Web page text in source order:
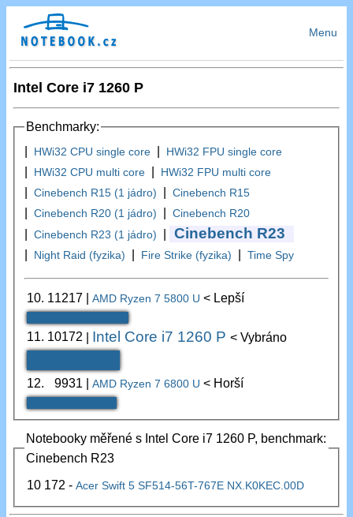
Menu
Intel Core i7 1260 P
Benchmarky:
HWi32 CPU single core HWi32 FPU single core
HWi32 CPU multi core HWi32 FPU multi core
|Cinebench R15 (1 jádro) |Cinebench R15
|Cinebench R20 (1 jádro) |Cinebench R20
|Cinebench R23 (1 jádro) Cinebench R23
Night Raid (fyzika) Fire Strike (fyzika) |Time Spy
10. 11217 |AMD Ryzen 7 5800 U< Lepší
11. 10172 Intel Core i7 1260 P< Vybráno
12. 9931 |AMD Ryzen 7 6800 U< Horší
Notebooky měřené s Intel Core i7 1260 P, benchmark:
Cinebench R23
10 172 -Acer Swift 5 SF514-56T-767E NX.K0KEC.00D